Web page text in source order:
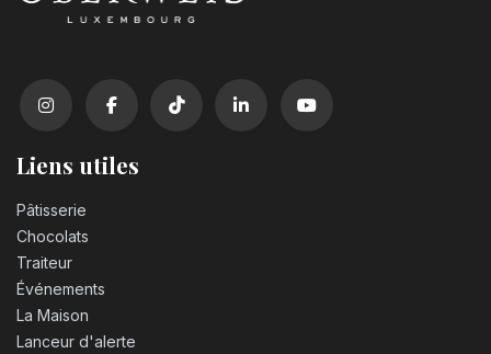
Liens utiles
Pâtisserie
Chocolats
Traiteur
Événements
La Maison
Lanceur d'alerte